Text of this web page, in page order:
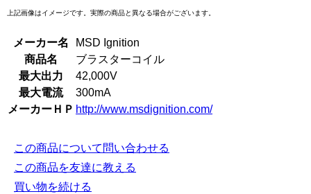
上記画像はイメージです。実際の商品と異なる場合がございます。
メーカー名
MSD Ignition
商品名
ブラスターコイル
最大出力
42,000V
最大電流
300mA
メーカーＨＰ http://www.msdignition.com/
この商品について問い合わせる
この商品を友達に教える
買い物を続ける